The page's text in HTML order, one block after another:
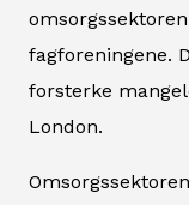
fagforeningene.
forsterke
London.